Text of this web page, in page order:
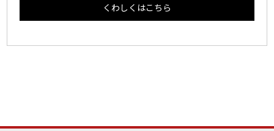
くわしくはこちら